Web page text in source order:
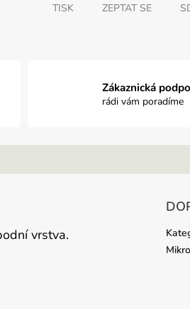
TISK ZEPTAT SE
Zákaznická
rádi vám poradíme
vrstva.